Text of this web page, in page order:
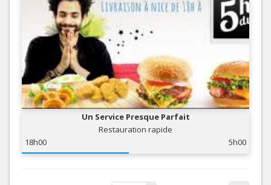
Un Service Presque Parfait
Restauration rapide
18h00
5h00